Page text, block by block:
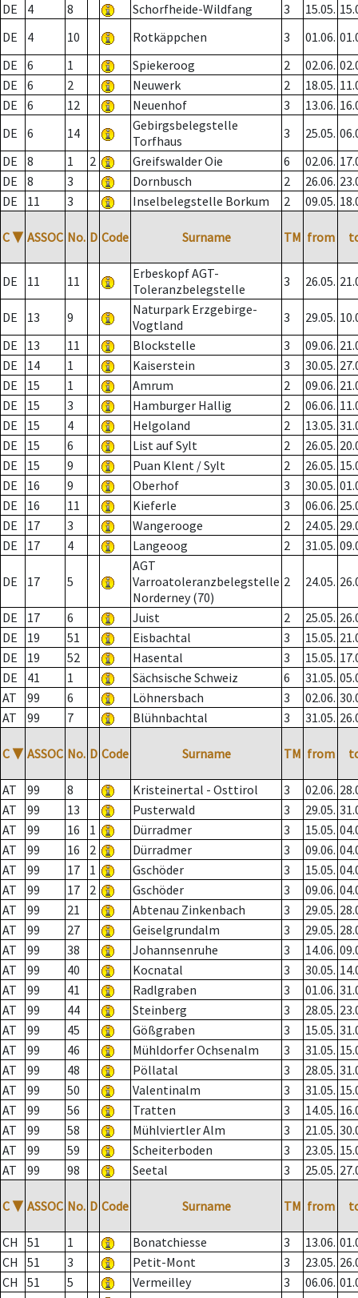
DE
4 8 Schorfheide-Wildfang 3 15.05.
DE
4 10 Rotkäppchen 3 01.06.
DE
6 1 Spiekeroog 2 02.06.
DE
6 2 Neuwerk 2 18.05.
DE
6 12 Neuenhof 3 13.06.
DE
6 14
Gebirgsbelegstelle
Torfhaus
3 25.05.
DE
8 1 2 Greifswalder Oie 6 02.06.
DE
8 3 Dornbusch 2 26.06.
DE
11 3 Inselbelegstelle Borkum 2 09.05.
C ▼ ASSOC No. D Code Surname TM from
DE 11 11
Erbeskopf AGT-
Toleranzbelegstelle
3 26.05.
DE 13 9
Naturpark Erzgebirge-
Vogtland
3 29.05.
DE
13 11 Blockstelle 3 09.06.
DE
14 1 Kaiserstein 3 30.05.
DE
15 1 Amrum 2 09.06.
DE
15 3 Hamburger Hallig 2 06.06.
DE
15 4 Helgoland 2 13.05.
DE
15 6 List auf Sylt 2 26.05.
DE
15 9 Puan Klent / Sylt 2 26.05.
DE
16 9 Oberhof 3 30.05.
DE
16 11 Kieferle 3 06.06.
DE
17 3 Wangerooge 2 24.05.
DE
17 4 Langeoog 2 31.05.
DE 17 5
AGT
Varroatoleranzbelegstelle
Norderney (70)
2 24.05.
DE 17 6 Juist 2 25.05.
DE
19 51 Eisbachtal 3 15.05.
DE
19 52 Hasental 3 15.05.
DE
41 1 Sächsische Schweiz 6 31.05.
AT
99 6 Löhnersbach 3 02.06.
AT
99 7 Blühnbachtal 3 31.05.
C ▼ ASSOC No. D Code Surname TM from
AT 99 8 Kristeinertal - Osttirol 3 02.06.
AT
99 13 Pusterwald 3 29.05.
AT
99 16 1 Dürradmer 3 15.05.
AT
99 16 2 Dürradmer 3 09.06.
AT
99 17 1 Gschöder 3 15.05.
AT
99 17 2 Gschöder 3 09.06.
AT
99 21 Abtenau Zinkenbach 3 29.05.
AT
99 27 Geiselgrundalm 3 29.05.
AT
99 38 Johannsenruhe 3 14.06.
AT
99 40 Kocnatal 3 30.05.
AT
99 41 Radlgraben 3 01.06.
AT
99 44 Steinberg 3 28.05.
AT
99 45 Gößgraben 3 15.05.
AT
99 46 Mühldorfer Ochsenalm 3 31.05.
AT
99 48 Pöllatal 3 28.05.
AT
99 50 Valentinalm 3 31.05.
AT
99 56 Tratten 3 14.05.
AT
99 58 Mühlviertler Alm 3 21.05.
AT
99 59 Scheiterboden 3 23.05.
AT
99 98 Seetal 3 25.05.
C ▼ ASSOC No. D Code Surname TM from
CH 51 1 Bonatchiesse 3 13.06.
CH
51 3 Petit-Mont 3 23.05.
CH
51 5 Vermeilley 3 06.06.